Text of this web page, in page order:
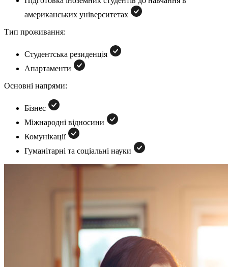
американських університетах
Тип проживання:
Студентська резиденція
Апартаменти
Основні напрями:
Бізнес
Міжнародні відносини
Комунікації
Гуманітарні та соціальні науки